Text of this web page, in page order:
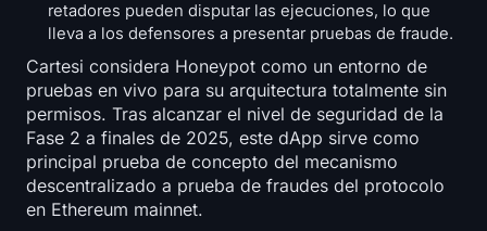
retadores pueden disputar las ejecuciones, lo que
lleva a los defensores a presentar pruebas de fraude.
Cartesi considera Honeypot como un entorno de
pruebas en vivo para su arquitectura totalmente sin
permisos. Tras alcanzar el nivel de seguridad de la
Fase 2 a finales de 2025, este dApp sirve como
principal prueba de concepto del mecanismo
descentralizado a prueba de fraudes del protocolo
en Ethereum mainnet.